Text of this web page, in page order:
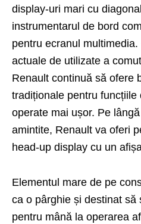
display-uri mari cu
instrumentarul de bord
pentru ecranul
actuale de utilizate a
Renault continuă să ofere
tradiționale pentru funcțiile
operate mai ușor. Pe
amintite, Renault va oferi
head-up display cu un
Elementul mare de pe
ca o pârghie și destinat să
pentru mână la operarea